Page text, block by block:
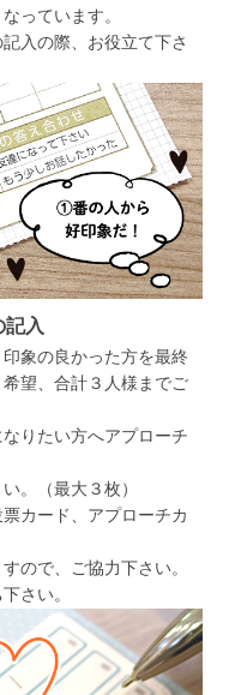
っています。
入の際、お役立て下さ
記入
象の良かった方を最終
望、合計３人様までご
りたい方へアプローチ
。（最大３枚）
カード、アプローチカ
ので、ご協力下さい。
さい。